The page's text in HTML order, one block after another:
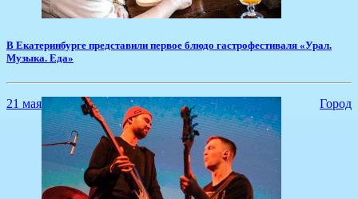
​В Екатеринбурге представили первое блюдо гастрофестиваля «Урал.
Музыка. Еда»
21 мая Город